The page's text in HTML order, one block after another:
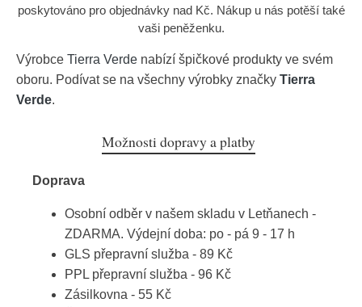
poskytováno pro objednávky nad Kč. Nákup u nás potěší také
vaši peněženku.
Výrobce Tierra Verde nabízí špičkové produkty ve svém
oboru. Podívat se na všechny výrobky značky Tierra
Verde.
Možnosti dopravy a platby
Doprava
Osobní odběr v našem skladu v Letňanech -
ZDARMA. Výdejní doba: po - pá 9 - 17 h
GLS přepravní služba - 89 Kč
PPL přepravní služba - 96 Kč
Zásilkovna - 55 Kč